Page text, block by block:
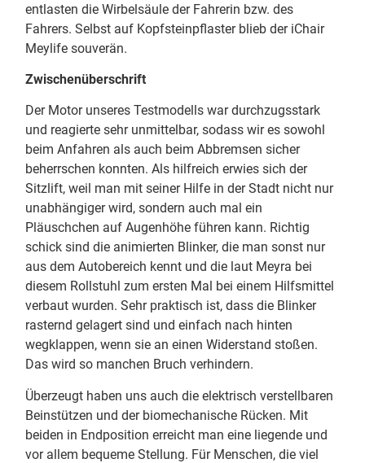
entlasten die Wirbelsäule der Fahrerin bzw. des
Fahrers. Selbst auf Kopfsteinpflaster blieb der iChair
Meylife souverän.
Zwischenüberschrift
Der Motor unseres Testmodells war durchzugsstark
und reagierte sehr unmittelbar, sodass wir es sowohl
beim Anfahren als auch beim Abbremsen sicher
beherrschen konnten. Als hilfreich erwies sich der
Sitzlift, weil man mit seiner Hilfe in der Stadt nicht nur
unabhängiger wird, sondern auch mal ein
Pläuschchen auf Augenhöhe führen kann. Richtig
schick sind die animierten Blinker, die man sonst nur
aus dem Autobereich kennt und die laut Meyra bei
diesem Rollstuhl zum ersten Mal bei einem Hilfsmittel
verbaut wurden. Sehr praktisch ist, dass die Blinker
rasternd gelagert sind und einfach nach hinten
wegklappen, wenn sie an einen Widerstand stoßen.
Das wird so manchen Bruch verhindern.
Überzeugt haben uns auch die elektrisch verstellbaren
Beinstützen und der biomechanische Rücken. Mit
beiden in Endposition erreicht man eine liegende und
vor allem bequeme Stellung. Für Menschen, die viel